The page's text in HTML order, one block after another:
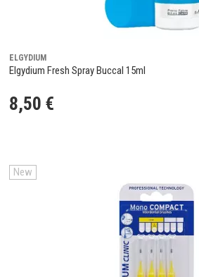
ELGYDIUM
Elgydium Fresh Spray Buccal 15ml
8,50 €
New